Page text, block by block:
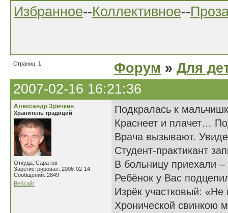
Избранное--Коллективное--
Страниц: 1 Форум » Для
2007-02-16 16:21:36
Александр Зрячкин
Хранитель традиций
Откуда: Саратов
Зарегистрирован: 2006-02-14
Сообщений: 2849
Вебсайт
Подкралась к
Краснеет и плачет…
Врача вызывают.
Студент-практикант
В больницу приехали –
Ребёнок у Вас
Изрёк участковый: «Не
Хронической свинкою